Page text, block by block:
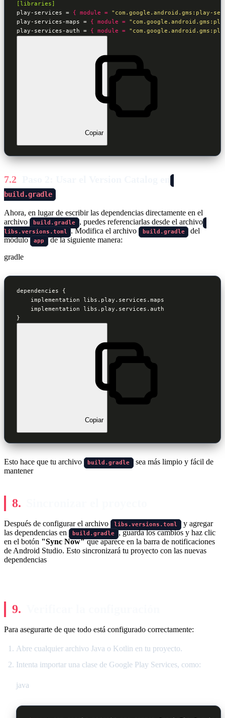
[libraries]
play-services = { module = "com.google.android.gms:play-
play-services-maps = { module =
play-services-auth = { module =
Copiar
build.gradle
Ahora, en lugar de escribir las dependencias directamente en el
archivo
build.gradle , puedes referenciarlas desde el archivo
libs.versions.toml . Modifica el archivo build.gradle
del
módulo app
de la siguiente manera:
gradle
dependencies {
    implementation libs.play.services.maps
    implementation libs.play.services.auth
}
Copiar
Esto hace que tu archivo build.gradle sea más limpio y fácil de
mantener
Después de configurar el archivo libs.versions.toml
y agregar
las dependencias en
build.gradle , guarda los cambios y haz clic
en el botón "Sync Now"que aparece en la barra de notificaciones
de Android Studio. Esto sincronizará tu proyecto con las nuevas
dependencias
Para asegurarte de que todo está configurado correctamente:
Abre cualquier archivo Java o Kotlin en tu proyecto.
Intenta importar una clase de Google Play Services, como:
java